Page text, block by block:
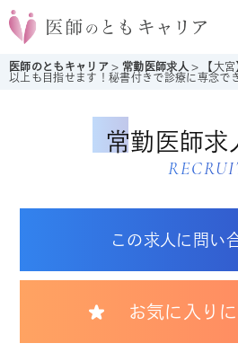
医師のともキャリア >常勤医師求人 >
【大
以上も目指せます！秘書付きで診療に専念で
常勤医師求
この求人に問い
お気に入り